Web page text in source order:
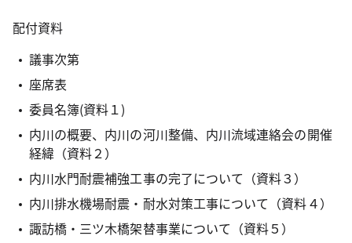
配付資料
議事次第
座席表
委員名簿(資料１)
内川の概要、内川の河川整備、内川流域連絡会の開催
経緯（資料２）
内川水門耐震補強工事の完了について（資料３）
内川排水機場耐震・耐水対策工事について（資料４）
諏訪橋・三ツ木橋架替事業について（資料５）